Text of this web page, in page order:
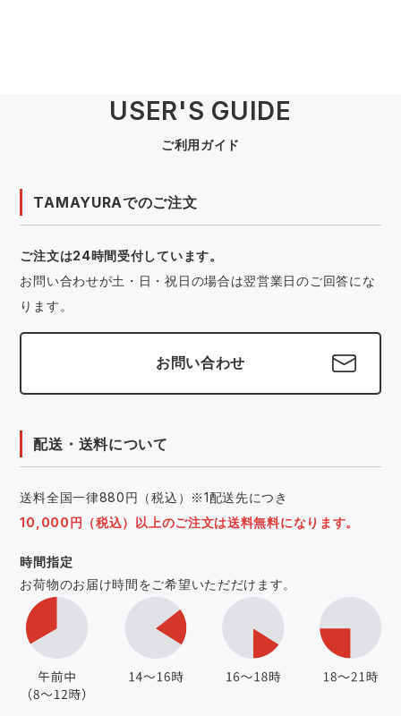
USER'S GUIDE
ご利用ガイド
TAMAYURAでのご注文
ご注文は24時間受付しています。
お問い合わせが土・日・祝日の場合は翌営業日のご回答にな
ります。
お問い合わせ
配送・送料について
送料全国一律880円（税込）※1配送先につき
10,000円（税込）以上のご注文は送料無料になります。
時間指定
お荷物のお届け時間をご希望いただだけます。